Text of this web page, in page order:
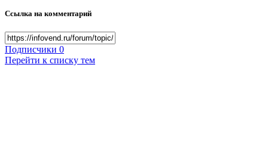
Ссылка на комментарий
Подписчики 0
Перейти к списку тем